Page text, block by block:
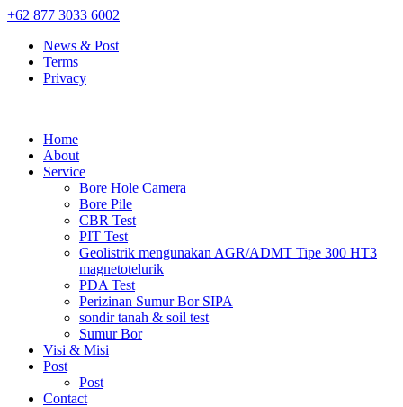
+62 877 3033 6002
News & Post
Terms
Privacy
Home
About
Service
Bore Hole Camera
Bore Pile
CBR Test
PIT Test
Geolistrik mengunakan AGR/ADMT Tipe 300 HT3
magnetotelurik
PDA Test
Perizinan Sumur Bor SIPA
sondir tanah & soil test
Sumur Bor
Visi & Misi
Post
Post
Contact